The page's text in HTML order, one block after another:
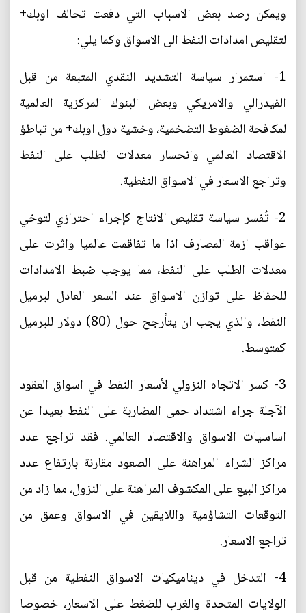
ويمكن رصد بعض الاسباب التي دفعت تحالف اوبك+
لتقليص امدادات النفط الى الاسواق وكما يلي:
1- استمرار سياسة التشديد النقدي المتبعة من قبل
الفيدرالي والامريكي وبعض البنوك المركزية العالمية
لمكافحة الضغوط التضخمية، وخشية دول اوبك+ من تباطؤ
الاقتصاد العالمي وانحسار معدلات الطلب على النفط
وتراجع الاسعار في الاسواق النفطية.
2- تُفسر سياسة تقليص الانتاج كإجراء احترازي لتوخي
عواقب ازمة المصارف اذا ما تفاقمت عالميا واثرت على
معدلات الطلب على النفط، مما يوجب ضبط الامدادات
للحفاظ على توازن الاسواق عند السعر العادل لبرميل
النفط، والذي يجب ان يتأرجح حول (80) دولار للبرميل
كمتوسط.
3- كسر الاتجاه النزولي لأسعار النفط في اسواق العقود
الآجلة جراء اشتداد حمى المضاربة على النفط بعيدا عن
اساسيات الاسواق والاقتصاد العالمي. فقد تراجع عدد
مراكز الشراء المراهنة على الصعود مقارنة بارتفاع عدد
مراكز البيع على المكشوف المراهنة على النزول، مما زاد من
التوقعات التشاؤمية واللايقين في الاسواق وعمق من
تراجع الاسعار.
4- التدخل في ديناميكيات الاسواق النفطية من قبل
الولايات المتحدة والغرب للضغط على الاسعار، خصوصا